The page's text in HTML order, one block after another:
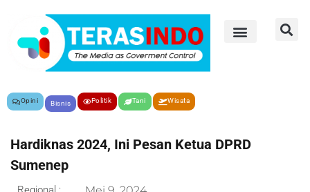
Opini Bisnis Politik Tani Wisata
Hardiknas 2024, Ini Pesan Ketua DPRD
Sumenep